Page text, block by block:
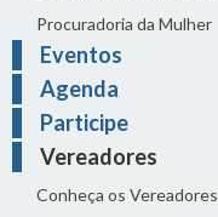
Procuradoria da Mulher
Eventos
Agenda
Participe
Vereadores
Conheça os Vereadores